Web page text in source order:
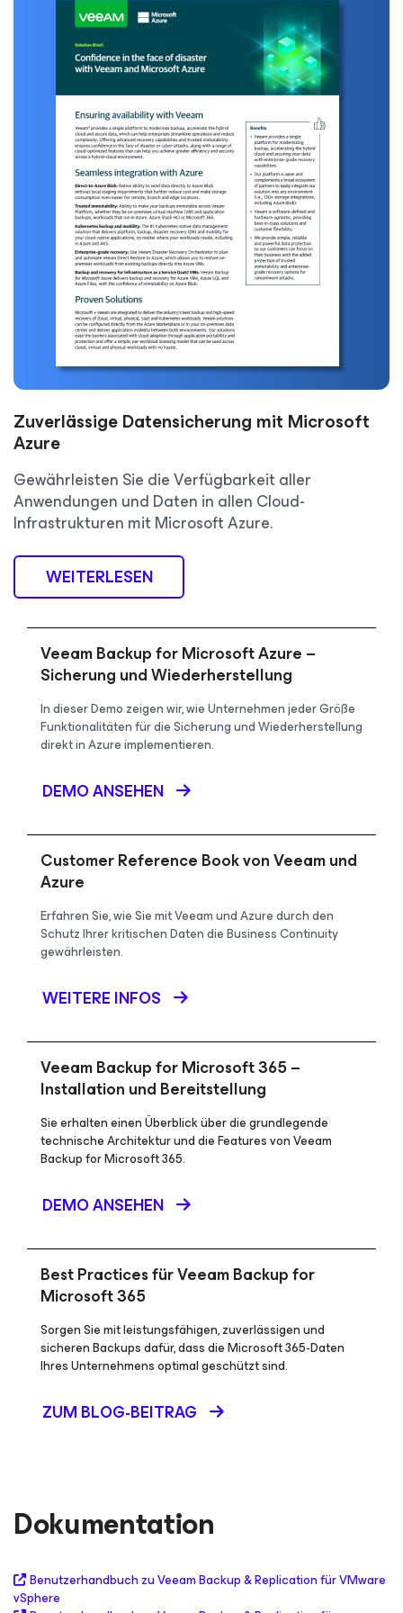
Zuverlässige Datensicherung mit Microsoft
Azure
Gewährleisten Sie die Verfügbarkeit aller
Anwendungen und Daten in allen Cloud-
Infrastrukturen mit Microsoft Azure.
WEITERLESEN
Veeam Backup for Microsoft Azure –
Sicherung und Wiederherstellung
In dieser Demo zeigen wir, wie Unternehmen jeder Größe
Funktionalitäten für die Sicherung und Wiederherstellung
direkt in Azure implementieren.
DEMO ANSEHEN
Customer Reference Book von Veeam und
Azure
Erfahren Sie, wie Sie mit Veeam und Azure durch den
Schutz Ihrer kritischen Daten die Business Continuity
gewährleisten.
WEITERE INFOS
Veeam Backupfor Microsoft 365–
Installation und Bereitstellung
Sie erhalten einen Überblick über die grundlegende
technische Architektur und die Features von Veeam
Backup for Microsoft 365.
DEMO ANSEHEN
Best Practices für Veeam Backupfor
Microsoft 365
Sorgen Sie mit leistungsfähigen, zuverlässigen und
sicheren Backups dafür, dass die Microsoft 365-Daten
Ihres Unternehmens optimal geschützt sind.
ZUM BLOG-BEITRAG
Dokumentation
Benutzerhandbuch zu Veeam Backup & Replication für VMware
vSphere